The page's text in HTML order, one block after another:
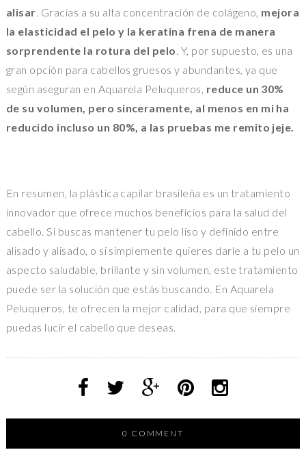
alisar . Gracias a su alta concentración de colágeno, mejora
la elasticidad el pelo y la keratina frena de manera
sorprendente la rotura del pelo . Y, por supuesto, es una
gran opción para cabellos gruesos y abundantes, ya que
según aseguran en Aquarela Peluqueros, reduce un 30%
de su volumen, pero sinceramente, al menos en mi ha
reducido incluso un 80%, a las pruebas me remito jeje.
En resumen, la plástica capilar brasileña es un tratamiento
innovador que ofrece muchos beneficios para la salud del
cabello. Si buscas mantener tu pelo liso y definido entre
alisado y alisado, o si simplemente quieres darle a tu pelo un
aspecto saludable, brillante y sin volumen, este tratamiento
puede ser la solución que estás buscando. En Aquarela
Peluqueros, te ofrecen la mejor calidad, para que siempre
puedas lucir el cabello que deseas.
0 COMMENT